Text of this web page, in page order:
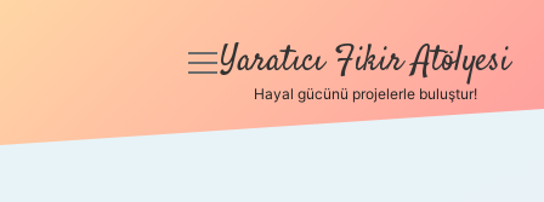
Anasayfa
menüyü
Yaratıcı Fikir Atölyesi
Hayal gücünü projelerle buluştur!